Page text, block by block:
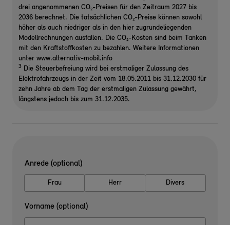
drei angenommenen CO₂-Preisen für den Zeitraum 2027 bis
2036 berechnet. Die tatsächlichen CO₂-Preise können sowohl
höher als auch niedriger als in den hier zugrundeliegenden
Modellrechnungen ausfallen. Die CO₂-Kosten sind beim Tanken
mit den Kraftstoffkosten zu bezahlen. Weitere Informationen
unter www.alternativ-mobil.info
3 Die Steuerbefreiung wird bei erstmaliger Zulassung des
Elektrofahrzeugs in der Zeit vom 18.05.2011 bis 31.12.2030 für
zehn Jahre ab dem Tag der erstmaligen Zulassung gewährt,
längstens jedoch bis zum 31.12.2035.
Anrede (optional)
Frau Herr Divers
Vorname (optional)